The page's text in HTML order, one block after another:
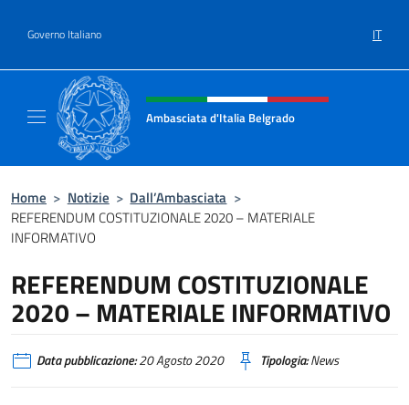
Governo Italiano IT
Intestazione sito, social e menù
Ambasciata d'Italia Belgrado
Home > Notizie > Dall’Ambasciata >
REFERENDUM COSTITUZIONALE 2020 – MATERIALE
INFORMATIVO
REFERENDUM COSTITUZIONALE
2020 – MATERIALE INFORMATIVO
Data pubblicazione:20 Agosto 2020 Tipologia:News